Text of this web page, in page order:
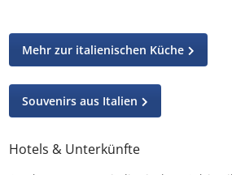
Piadina mit Schinken, Salat,